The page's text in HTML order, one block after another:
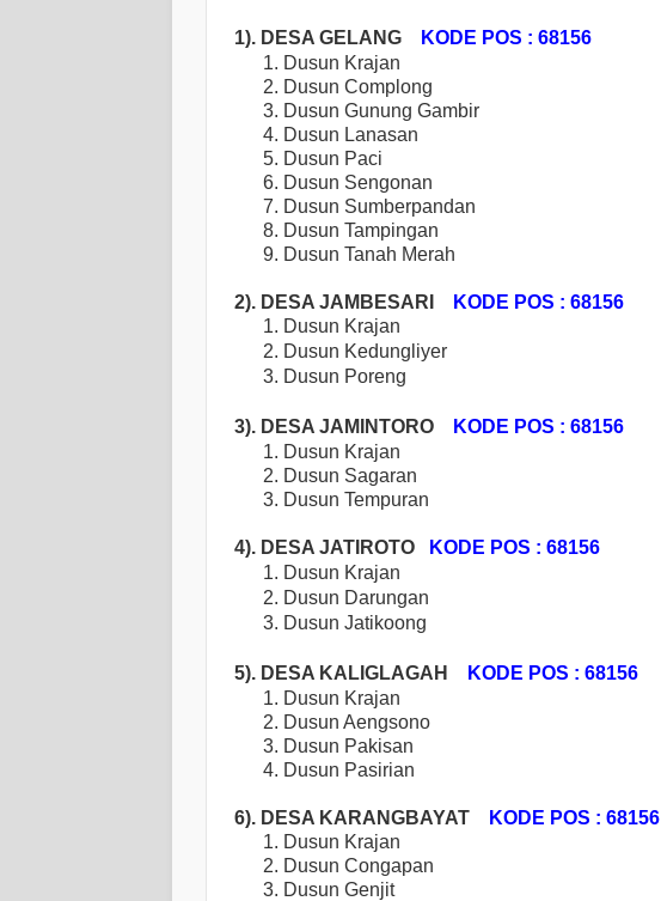
1). DESA GELANG
KODE POS : 68156
1. Dusun Krajan
2. Dusun Complong
3. Dusun Gunung Gambir
4. Dusun Lanasan
5. Dusun Paci
6. Dusun Sengonan
7. Dusun Sumberpandan
8. Dusun Tampingan
9. Dusun Tanah Merah
2). DESA JAMBESARI
KODE POS : 68156
1. Dusun Krajan
2. Dusun Kedungliyer
3. Dusun Poreng
3). DESA JAMINTORO
KODE POS : 68156
1. Dusun Krajan
2. Dusun Sagaran
3. Dusun Tempuran
4). DESA JATIROTO
KODE POS : 68156
1. Dusun Krajan
2. Dusun Darungan
3. Dusun Jatikoong
5). DESA KALIGLAGAH
KODE POS : 68156
1. Dusun Krajan
2. Dusun Aengsono
3. Dusun Pakisan
4. Dusun Pasirian
6). DESA KARANGBAYAT KODE POS : 68156
1. Dusun Krajan
2. Dusun Congapan
3. Dusun Genjit